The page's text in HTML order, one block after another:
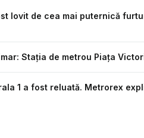
lovit de cea mai puternică
Stația de metrou Piața
1 a fost reluată. Metrorex